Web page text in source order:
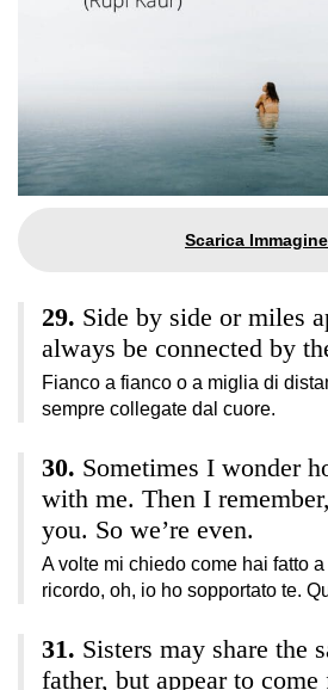
Side by side or miles
always be connected by
Fianco a fianco o a miglia di
sempre collegate dal cuore.
Sometimes I wonder
with me. Then I
you. So we’re even.
A volte mi chiedo come hai fatto
ricordo, oh, io ho sopportato te.
Sisters may share the
father, but appear to